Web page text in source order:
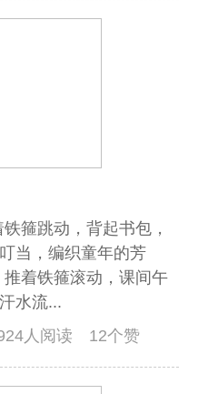
箍跳动，背起书包，
当，编织童年的芳
着铁箍滚动，课间午
水流...
人阅读 12个赞